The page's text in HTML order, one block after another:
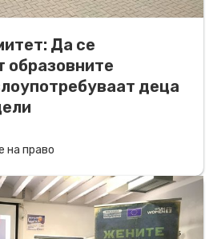
Да се
образовните
деца
на право